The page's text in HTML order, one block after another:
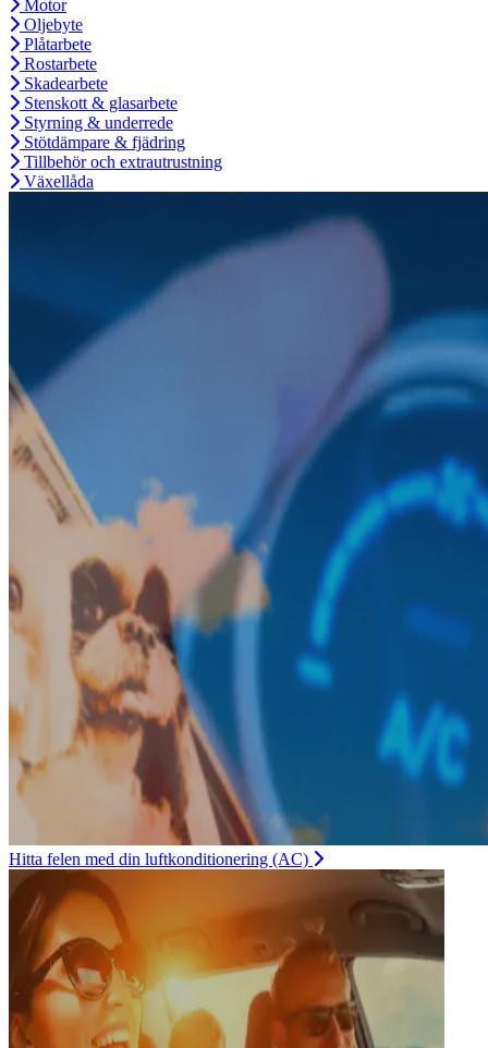
Motor
Oljebyte
Plåtarbete
Rostarbete
Skadearbete
Stenskott & glasarbete
Styrning & underrede
Stötdämpare & fjädring
Tillbehör och extrautrustning
Växellåda
Hitta felen med din luftkonditionering (AC)